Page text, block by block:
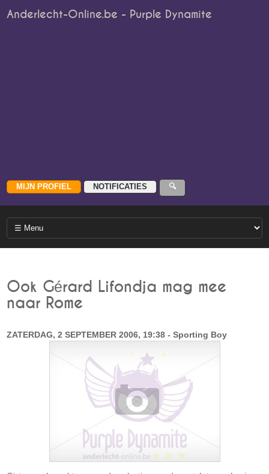
Anderlecht-Online.be - Purple Dynamite
Ook Gérard Lifondja mag mee
naar Rome
ZATERDAG, 2 SEPTEMBER 2006, 19:38 - Sporting Boy